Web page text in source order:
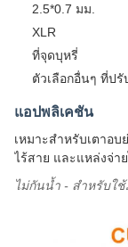
2.5*0.7 มม.
XLR
ที่จุดบุหรี่
ตัวเลือกอื่นๆ ที่ปรั
แอปพลิเคชัน
เหมาะสำหรับเตาอบ
ไร้สาย และแหล่งจ่า
ไม่กันน้ำ - สำหรับใ